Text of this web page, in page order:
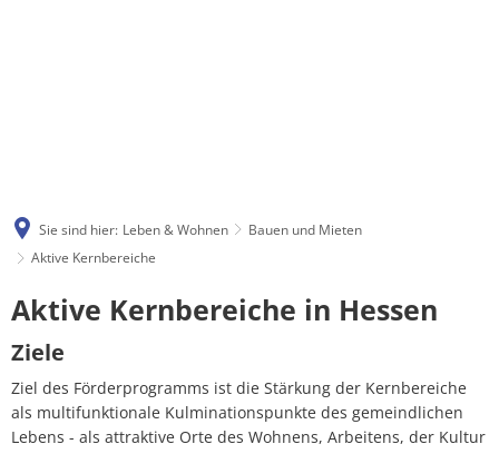
Sie sind hier: Leben & Wohnen
Bauen und Mieten
Aktive Kernbereiche
Aktive
Kernbereiche
Aktive Kernbereiche in Hessen
Ziele
Ziel des Förderprogramms ist die Stärkung der Kernbereiche
als multifunktionale Kulminationspunkte des gemeindlichen
Lebens - als attraktive Orte des Wohnens, Arbeitens, der Kultur